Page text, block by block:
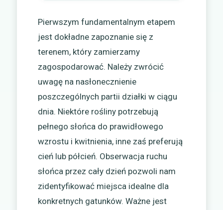
Pierwszym fundamentalnym etapem
jest dokładne zapoznanie się z
terenem, który zamierzamy
zagospodarować. Należy zwrócić
uwagę na nasłonecznienie
poszczególnych partii działki w ciągu
dnia. Niektóre rośliny potrzebują
pełnego słońca do prawidłowego
wzrostu i kwitnienia, inne zaś preferują
cień lub półcień. Obserwacja ruchu
słońca przez cały dzień pozwoli nam
zidentyfikować miejsca idealne dla
konkretnych gatunków. Ważne jest